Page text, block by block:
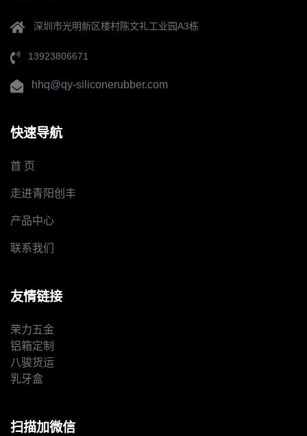
深圳市光明新区楼村陈文礼工业园A3栋
13923806671
hhq@qy-siliconerubber.com
快速导航
首 页
走进青阳创丰
产品中心
联系我们
友情链接
荣力五金
铝箱定制
八骏货运
乳牙盒
扫描加微信